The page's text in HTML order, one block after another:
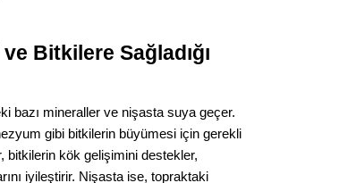
Bitkilere Sağladığı
bazı mineraller ve nişasta suya geçer.
gibi bitkilerin büyümesi için gerekli
bitkilerin kök gelişimini destekler,
iyileştirir. Nişasta ise, topraktaki